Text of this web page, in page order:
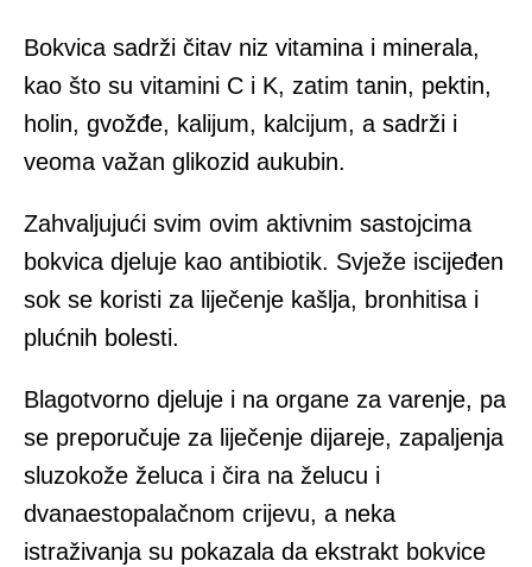
Bokvica sadrži čitav niz vitamina i minerala,
kao što su vitamini C i K, zatim tanin, pektin,
holin, gvožđe, kalijum, kalcijum, a sadrži i
veoma važan glikozid aukubin.
Zahvaljujući svim ovim aktivnim sastojcima
bokvica djeluje kao antibiotik. Svježe iscijeđen
sok se koristi za liječenje kašlja, bronhitisa i
plućnih bolesti.
Blagotvorno djeluje i na organe za varenje, pa
se preporučuje za liječenje dijareje, zapaljenja
sluzokože želuca i čira na želucu i
dvanaestopalačnom crijevu, a neka
istraživanja su pokazala da ekstrakt bokvice